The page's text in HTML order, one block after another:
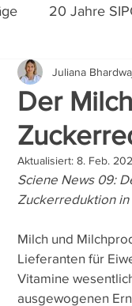
20 Jahre
News
Gedanken
Der
Juliana
Aktualisiert: 8. Feb.
Sciene News 09:
Zuckerreduktion
Milch und
Lieferanten für
Vitamine
ausgewogenen